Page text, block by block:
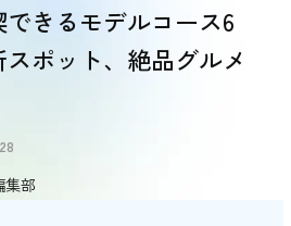
きるモデルコース6
ポット、絶品グルメ
集部